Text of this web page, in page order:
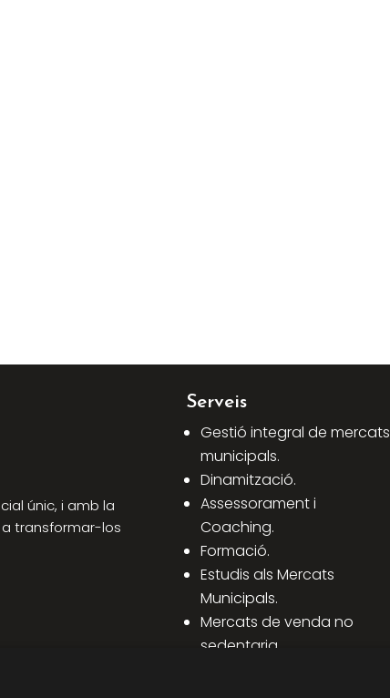
únic, i amb la
transformar-los
Serveis
Gestió integral de mercats
municipals.
Dinamització.
Assessorament i
Coaching.
Formació.
Estudis als Mercats
Municipals.
Mercats de venda no
sedentaria.